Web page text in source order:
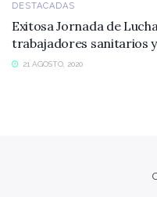
DESTACADAS
Exitosa Jornada de
trabajadores sanitarios
21 AGOSTO, 2020